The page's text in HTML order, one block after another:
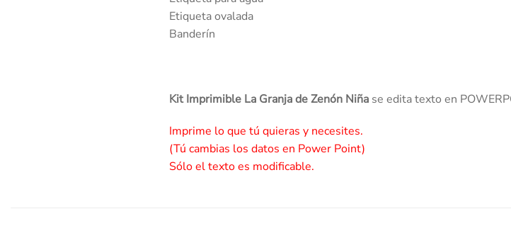
Etiqueta ovalada
Banderín
Kit Imprimible La Granja de Zenón Niña se edita texto en
Imprime lo que tú quieras y necesites.
(Tú cambias los datos en Power Point)
Sólo el texto es modificable.